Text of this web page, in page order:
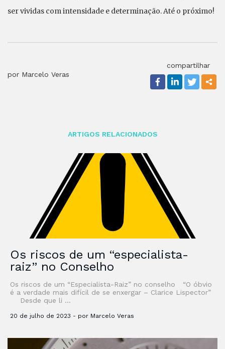
ser vividas com intensidade e determinação. Até o próximo!
por Marcelo Veras
compartilhar
ARTIGOS RELACIONADOS
Os riscos de um “especialista-
raiz” no Conselho
Os riscos de um “Especialista-Raiz” no conselho “O óbvio
é a verdade mais difícil de se enxergar – Clarice Lispector”
Desde que li …
20 de julho de 2023 - por Marcelo Veras